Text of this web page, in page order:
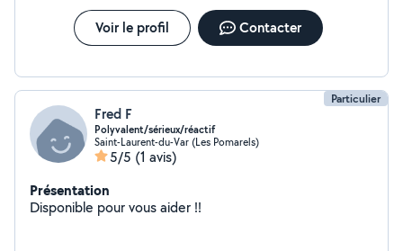
Voir le profil Contacter
Particulier
Fred F
Polyvalent/sérieux/réactif
Saint-Laurent-du-Var (Les Pomarels)
5/5 (1 avis)
Présentation
Disponible pour vous aider !!